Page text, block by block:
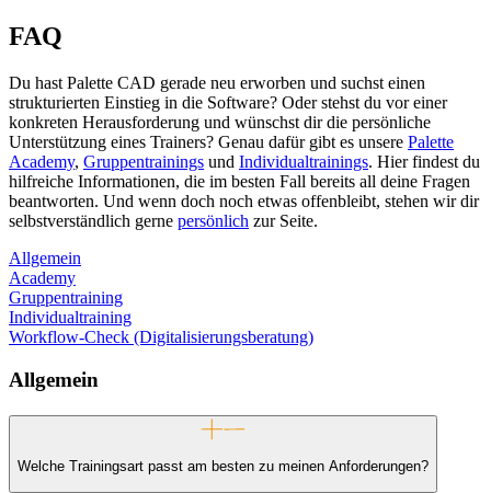
FAQ
Du hast Palette CAD gerade neu erworben und suchst einen
strukturierten Einstieg in die Software? Oder stehst du vor einer
konkreten Herausforderung und wünschst dir die persönliche
Unterstützung eines Trainers? Genau dafür gibt es unsere Palette
Academy, Gruppentrainings und Individualtrainings. Hier findest du
hilfreiche Informationen, die im besten Fall bereits all deine Fragen
beantworten. Und wenn doch noch etwas offenbleibt, stehen wir dir
selbstverständlich gerne persönlich zur Seite.
Allgemein
Academy
Gruppentraining
Individualtraining
Workflow-Check (Digitalisierungsberatung)
Allgemein
Welche Trainingsart passt am besten zu meinen Anforderungen?